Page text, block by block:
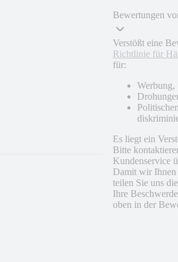
Bewertungen
Verstößt eine
Richtlinie für
für:
Werbung,
Es liegt ein
Bitte
Kundenservice
Damit wir Ihnen
teilen Sie uns
Ihre
oben in der